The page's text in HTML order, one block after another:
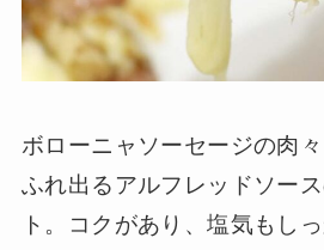
ボローニャソーセージの肉
ふれ出るアルフレッドソー
ト。コクがあり、塩気もし